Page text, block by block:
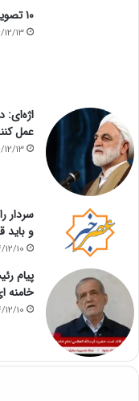
۱۰ تصویر از خسارت حمله هوایی به خیابان‌های تهران
12/13
اژه‌ای:
عمل
12/13
سردار
و باید
12/10
پیام
خامنه
12/10